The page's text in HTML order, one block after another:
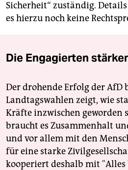
Sicherheit“ zuständig.
es hierzu noch keine
Die Engagierten
Der drohende Erfolg der AfD
Landtagswahlen zeigt, wie
Kräfte inzwischen geworden
braucht es Zusammenhalt
und vor allem mit den
für eine starke
kooperiert deshalb mit